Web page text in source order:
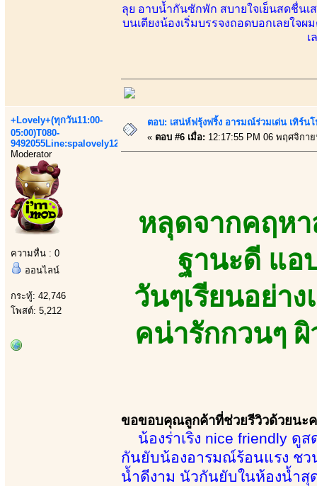
ลุย อาบน้ำกันซักพัก สบายใจเย็นสดชื่น
บนเตียงน้องเริ่มบรรจงถอดบอกเลยใ
เ
+Lovely+(ทุกวัน11:00-
05:00)T080-
9492055Line:spalovely123
Moderator
ความหื่น : 0
ออนไลน์
กระทู้: 42,746
โพสต์: 5,212
ตอบ: เสน่ห์ฟรุ้งฟริ้ง อารมณ์ร่วมเด่น เทิร์
« ตอบ #6 เมื่อ: 12:17:55 PM 06 พฤศจิกา
หลุดจากคฤห
ฐานะดี แอ
วันๆเรียนอย่า
คน่ารักกวนๆ
ขอขอบคุณลูกค้าที่ช่วยรีวิวด้วยนะ
น้องร่าเริง nice friendly ดู
กันยับน้องอารมณ์ร้อนแรง ชว
น้ำดีงาม นัวกันยับในห้องน้ำสุ